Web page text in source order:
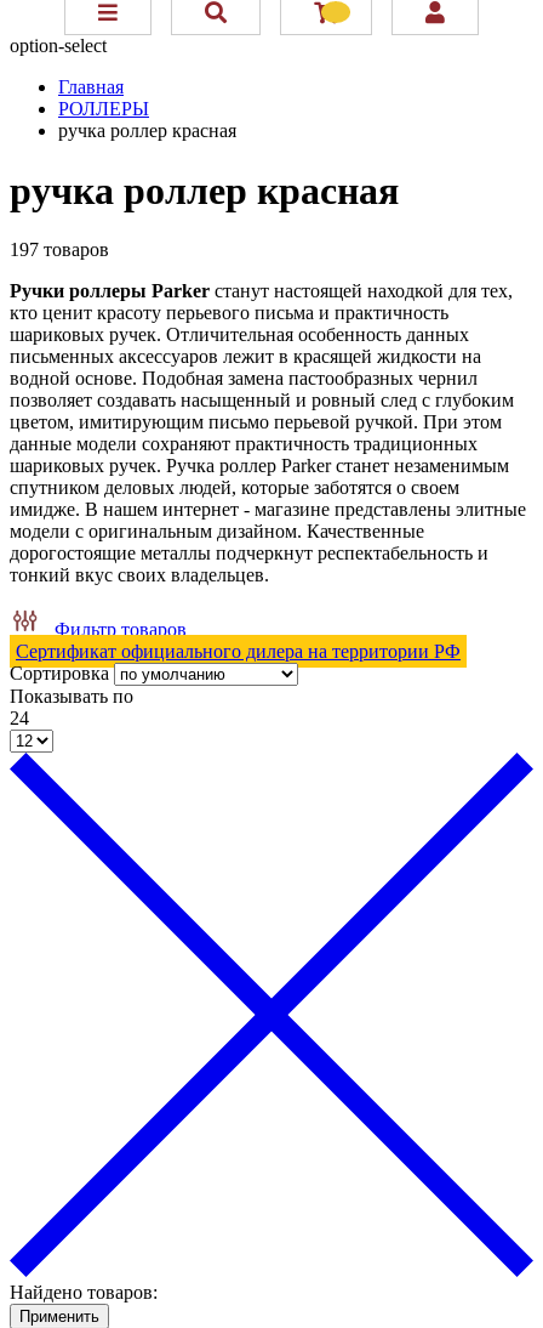
option-select
Главная
РОЛЛЕРЫ
ручка роллер красная
ручка роллер красная
197 товаров
Ручки роллеры Parker станут настоящей находкой для тех,
кто ценит красоту перьевого письма и практичность
шариковых ручек. Отличительная особенность данных
письменных аксессуаров лежит в красящей жидкости на
водной основе. Подобная замена пастообразных чернил
позволяет создавать насыщенный и ровный след с глубоким
цветом, имитирующим письмо перьевой ручкой. При этом
данные модели сохраняют практичность традиционных
шариковых ручек. Ручка роллер Parker станет незаменимым
спутником деловых людей, которые заботятся о своем
имидже. В нашем интернет - магазине представлены элитные
модели с оригинальным дизайном. Качественные
дорогостоящие металлы подчеркнут респектабельность и
тонкий вкус своих владельцев.
Фильтр товаров
Сертификат официального дилера на территории РФ
Сортировка
Показывать по
24
Найдено товаров:
Применить